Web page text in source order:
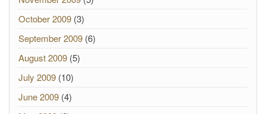
October 2009 (3)
September 2009 (6)
August 2009 (5)
July 2009 (10)
June 2009 (4)